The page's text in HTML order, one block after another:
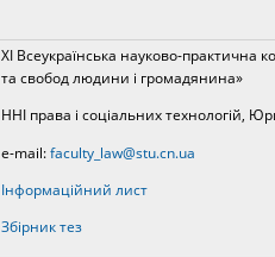
ХІ Всеукраїнська науково-практична
та свобод людини і громадянина»
ННІ права і соціальних технологій,
e-mail:faculty_law@stu.cn.ua
Інформаційний лист
Збірник тез